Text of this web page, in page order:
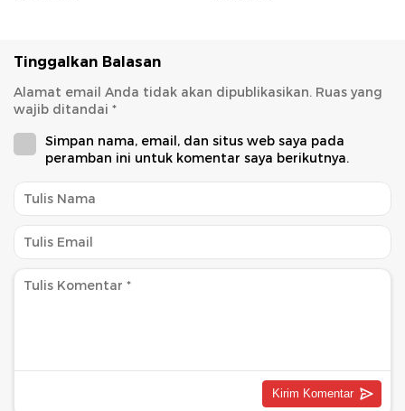
Tinggalkan Balasan
Alamat email Anda tidak akan dipublikasikan. Ruas yang
wajib ditandai *
Simpan nama, email, dan situs web saya pada
peramban ini untuk komentar saya berikutnya.